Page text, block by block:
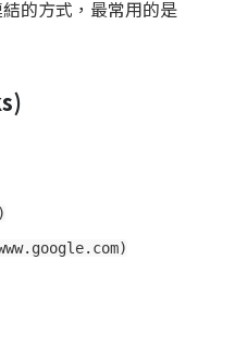
的方式，最常用的是